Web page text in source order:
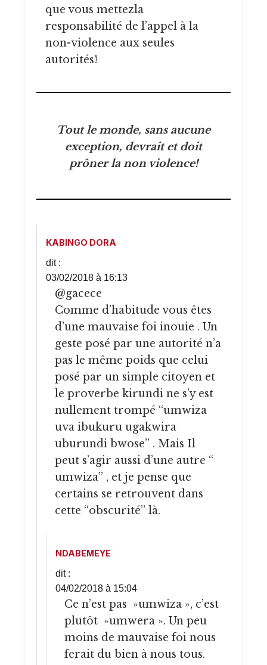
que vous mettezla
responsabilité de l’appel à la
non-violence aux seules
autorités!
Tout le monde, sans aucune
exception, devrait et doit
prôner la non violence!
KABINGO DORA
dit :
03/02/2018 à 16:13
@gacece
Comme d’habitude vous êtes
d’une mauvaise foi inouie . Un
geste posé par une autorité n’a
pas le même poids que celui
posé par un simple citoyen et
le proverbe kirundi ne s’y est
nullement trompé “umwiza
uva ibukuru ugakwira
uburundi bwose” . Mais Il
peut s’agir aussi d’une autre “
umwiza” , et je pense que
certains se retrouvent dans
cette “obscurité” là.
NDABEMEYE
dit :
04/02/2018 à 15:04
Ce n’est pas »umwiza », c’est
plutôt »umwera ». Un peu
moins de mauvaise foi nous
ferait du bien à nous tous.